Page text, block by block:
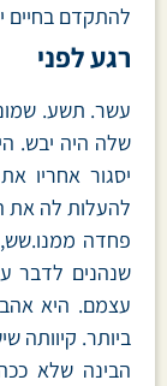
להתקדם בחיים
רגע לפני
עשר. תשע.
שלה היה יבש.
יסגור אחריו
להעלות לה את
פחדה
שנהנים לדבר
עצמם. היא
ביותר. קיוותה
הבינה שלא